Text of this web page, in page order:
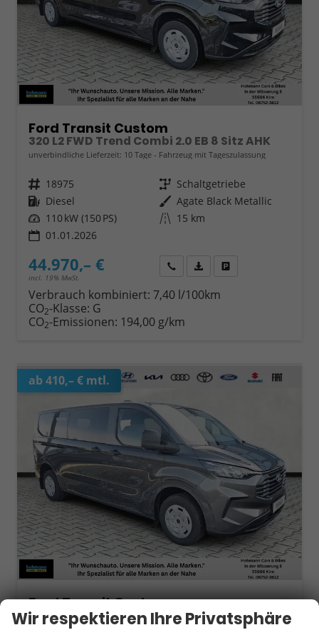
Ford Transit Custom
320 L2 FWD Trend Combi 2.0 EB 8 Sitz AHK
unverbindliche Lieferzeit: 10 Tage Fahrzeug mit Tageszulassung
Fahrzeugnr. 18975 Getriebe Schaltgetriebe
Kraftstoff Diesel Außenfarbe Agate Black Metallic
Leistung 110 kW (150 PS) Kilometerstand 15 km
01.01.2026
44.970,– €
incl. 19% MwSt.
Wir rufen Sie anFahrzeugexposé (PDF)
Verbrauch kombiniert: 7,40 l/100km
CO2-Klasse: G
CO2-Emissionen: 194,00 g/km
ab 410,– € mtl.
Ford Transit Custom
320 L2 FWD Trend Combi 2.0 EB 8 Sitz AHK
unverbindliche Lieferzeit: Fahrzeug mit Tageszulassung
Wir respektieren Ihre Privatsphäre